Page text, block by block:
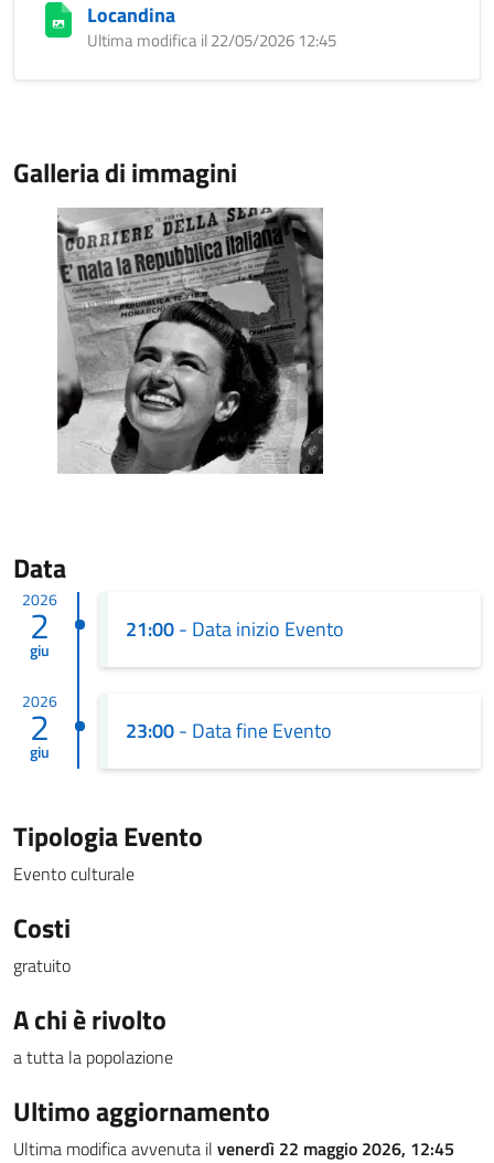
Locandina
Ultima modifica il 22/05/2026 12:45
Galleria di immagini
Data
2026
2
giu
21:00- Data inizio Evento
2026
2
giu
23:00- Data fine Evento
Tipologia Evento
Evento culturale
Costi
gratuito
A chi è rivolto
a tutta la popolazione
Ultimo aggiornamento
Ultima modifica avvenuta il venerdì 22 maggio 2026, 12:45